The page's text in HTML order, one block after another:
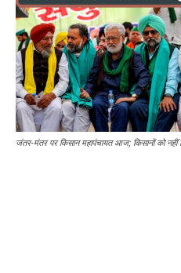
जंतर-मंतर पर किसान महापंचायत आज; किसानों को नहीं